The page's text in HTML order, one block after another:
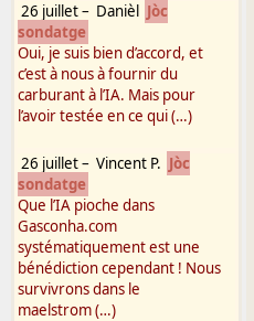
26 juillet– Danièl
Jòc
sondatge
Oui, je suis bien d’accord, et
c’est à nous à fournir du
carburant à l’IA. Mais pour
l’avoir testée en ce qui (…)
26 juillet– Vincent P. Jòc
sondatge
Que l’IA pioche dans
Gasconha.com
systématiquement est une
bénédiction cependant ! Nous
survivrons dans le
maelstrom (…)